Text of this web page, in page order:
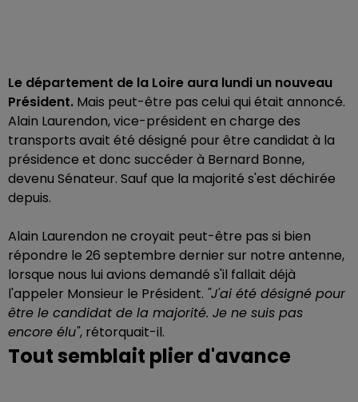
Le département de la Loire aura lundi un nouveau
Président. Mais peut-être pas celui qui était annoncé.
Alain Laurendon, vice-président en charge des
transports avait été désigné pour être candidat à la
présidence et donc succéder à Bernard Bonne,
devenu Sénateur. Sauf que la majorité s'est déchirée
depuis.
Alain Laurendon ne croyait peut-être pas si bien
répondre le 26 septembre dernier sur notre antenne,
lorsque nous lui avions demandé s'il fallait déjà
l'appeler Monsieur le Président. "J'ai été désigné pour
être le candidat de la majorité. Je ne suis pas
encore élu", rétorquait-il.
Tout semblait plier d'avance